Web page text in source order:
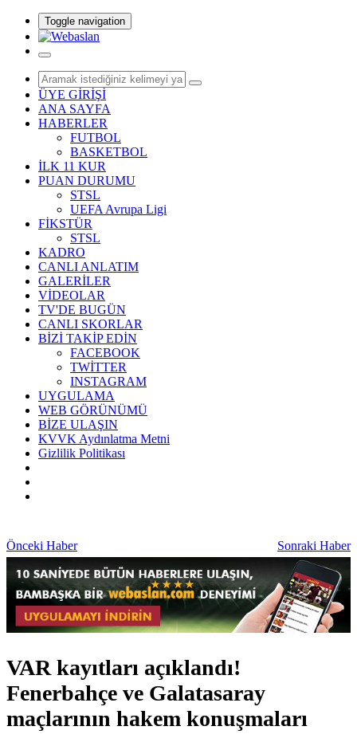
Toggle navigation
ÜYE GİRİŞİ
ANA SAYFA
HABERLER
FUTBOL
BASKETBOL
İLK 11 KUR
PUAN DURUMU
STSL
UEFA Avrupa Ligi
FİKSTÜR
STSL
KADRO
CANLI ANLATIM
GALERİLER
VİDEOLAR
TV'DE BUGÜN
CANLI SKORLAR
BİZİ TAKİP EDİN
FACEBOOK
TWİTTER
INSTAGRAM
UYGULAMA
WEB GÖRÜNÜMÜ
BİZE ULAŞIN
KVVK Aydınlatma Metni
Gizlilik Politikası
Önceki Haber Sonraki Haber
VAR kayıtları açıklandı!
Fenerbahçe ve Galatasaray
maçlarının hakem konuşmaları